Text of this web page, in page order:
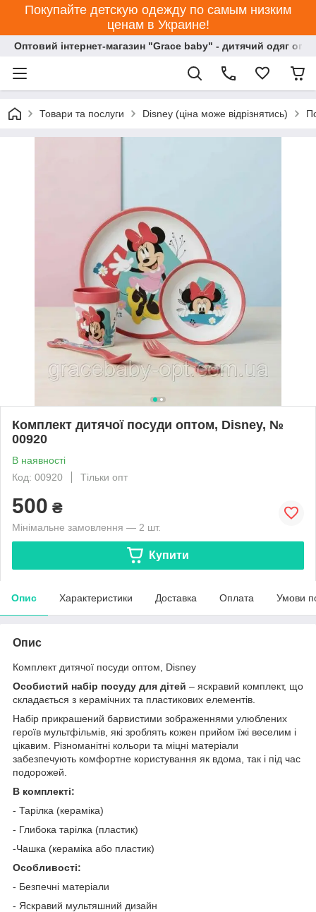
Покупайте детскую одежду по самым низким
ценам в Украине!
Оптовий інтернет-магазин "Grace baby" - дитячий одяг
Товари та послуги Disney (ціна може відрізнятись)
Комплект дитячої посуди оптом, Disney, №
00920
В наявності
Код: 00920
Тільки опт
500 ₴
Мінімальне замовлення — 2 шт.
Купити
Опис Характеристики Доставка Оплата Умови
Опис
Комплект дитячої посуди оптом, Disney
Особистий набір посуду для дітей – яскравий комплект, що
складається з керамічних та пластикових елементів.
Набір прикрашений барвистими зображеннями улюблених
героїв мультфільмів, які зроблять кожен прийом їжі веселим і
цікавим. Різноманітні кольори та міцні матеріали
забезпечують комфортне користування як вдома, так і під час
подорожей.
В комплекті:
- Тарілка (кераміка)
- Глибока тарілка (пластик)
-Чашка (кераміка або пластик)
Особливості:
- Безпечні матеріали
- Яскравий мультяшний дизайн